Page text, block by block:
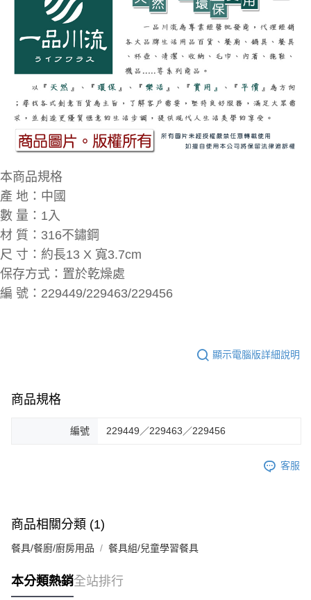
本商品規格
產 地：中國
數 量：1入
材 質：316不鏽鋼
尺 寸：約長13 X 寬3.7cm
保存方式：置於乾燥處
編 號：229449/229463/229456
顯示電腦版詳細說明
商品規格
編號 229449／229463／229456
客服
商品相關分類 (1)
餐具/餐廚/廚房用品 餐具組/兒童學習餐具
本分類熱銷全站排行